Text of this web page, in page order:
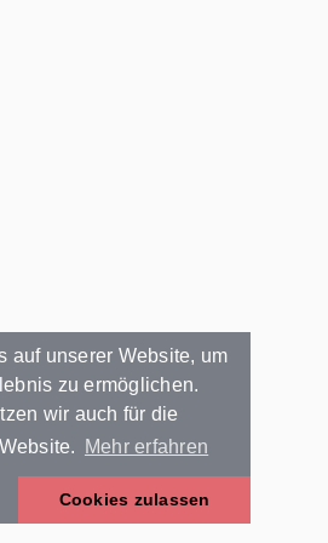
auf unserer Website, um
zu ermöglichen.
wir auch für die
Mehr erfahren
Cookies zulassen